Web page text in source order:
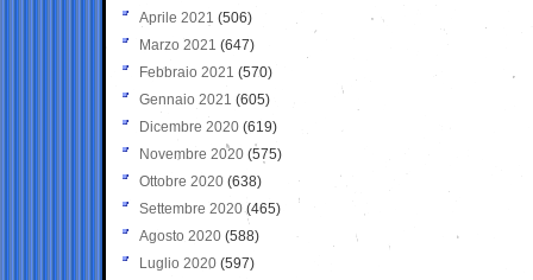
Aprile 2021 (506)
Marzo 2021 (647)
Febbraio 2021 (570)
Gennaio 2021 (605)
Dicembre 2020 (619)
Novembre 2020 (575)
Ottobre 2020 (638)
Settembre 2020(465)
Agosto 2020 (588)
Luglio 2020 (597)